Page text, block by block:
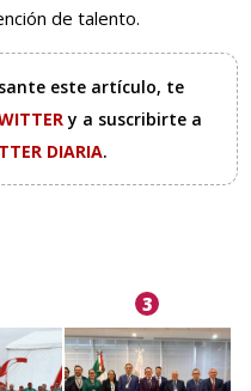
de talento.
este artículo, te
y a suscribirte a
DIARIA.
3